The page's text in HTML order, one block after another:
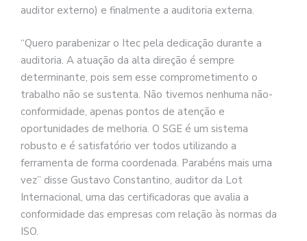
auditor externo) e finalmente a auditoria externa.
“Quero parabenizar o Itec pela dedicação durante a
auditoria. A atuação da alta direção é sempre
determinante, pois sem esse comprometimento o
trabalho não se sustenta. Não tivemos nenhuma não-
conformidade, apenas pontos de atenção e
oportunidades de melhoria. O SGE é um sistema
robusto e é satisfatório ver todos utilizando a
ferramenta de forma coordenada. Parabéns mais uma
vez” disse Gustavo Constantino, auditor da Lot
Internacional, uma das certificadoras que avalia a
conformidade das empresas com relação às normas da
ISO.